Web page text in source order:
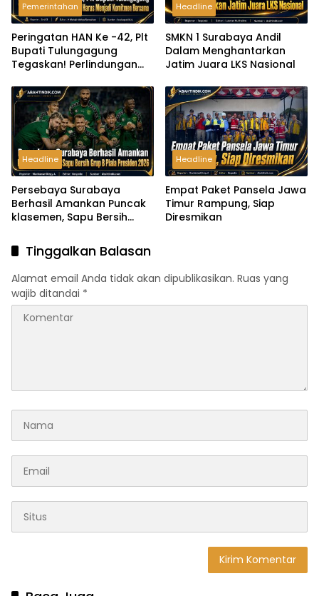
Pemerintahan
Peringatan HAN Ke -42, Plt
Bupati Tulungagung
Tegaskan! Perlindungan
Komitmen Bersama
Headline
SMKN 1 Surabaya Andil
Dalam Menghantarkan
Jatim Juara LKS Nasional
Headline
Persebaya Surabaya
Berhasil Amankan Puncak
klasemen, Sapu Bersih
Headline
Empat Paket Pansela Jawa
Timur Rampung, Siap
Diresmikan
Tinggalkan Balasan
Alamat email Anda tidak akan dipublikasikan. Ruas yang
wajib ditandai *